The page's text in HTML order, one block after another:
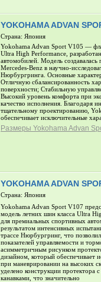
YOKOHAMA ADVAN
Страна: Япония
Yokohama Advan Sport V105 —
Ultra High Performance,
автомобилей. Модель
Mercedes-Benz в научно-
Нюрбургринга. Основные
Отличную сбалансированность
поверхности; Стабильную
Высокий уровень комфорта при
качество исполнения. Благодаря
тщательному проектированию,
обеспечивает исключительные
Размеры Yokohama Advan
YOKOHAMA ADVAN
Страна: Япония
Yokohama Advan Sport V107
модель летних шин класса Ultra
для премиальных спортивных
результатом интенсивных
трассе Нюрбургринг, что
показателей управляемости и
асимметричным рисунком
дизайном, который обеспечивает
при маневрировании на высоких
уделено конструкции
канавками, что значительно